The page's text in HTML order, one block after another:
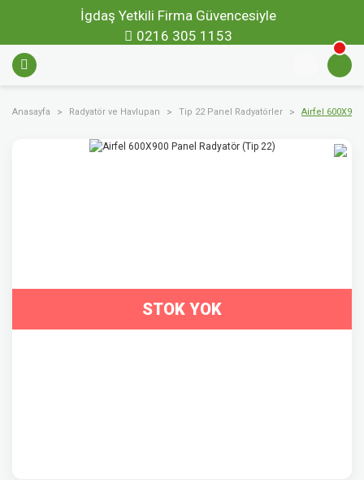
İgdaş Yetkili Firma Güvencesiyle
0216 305 1153
Anasayfa Radyatör ve Havlupan Tip 22 Panel Radyatörler Airfel
STOK YOK